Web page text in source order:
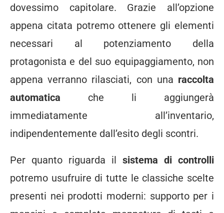
dovessimo capitolare. Grazie all’opzione
appena citata potremo ottenere gli elementi
necessari al potenziamento della
protagonista e del suo equipaggiamento, non
appena verranno rilasciati, con una raccolta
automatica che li aggiungerà
immediatamente all’inventario,
indipendentemente dall’esito degli scontri.
Per quanto riguarda il sistema di controlli
potremo usufruire di tutte le classiche scelte
presenti nei prodotti moderni: supporto per i